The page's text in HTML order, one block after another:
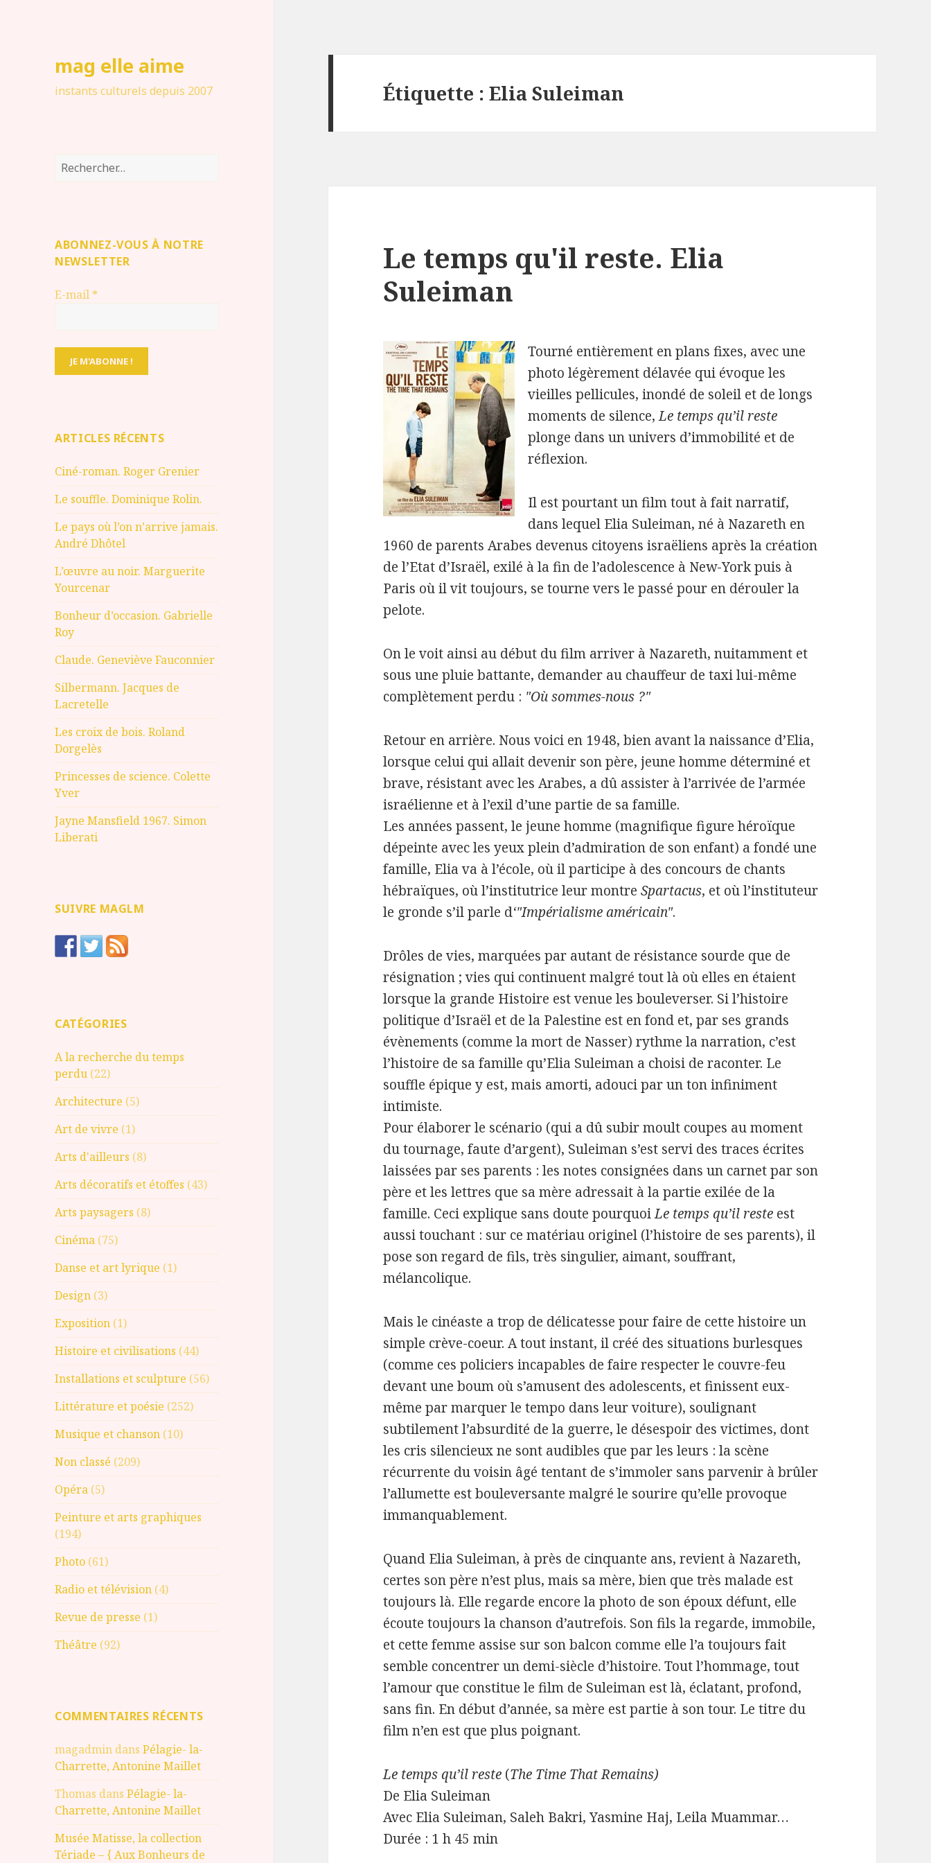
mag elle aime
instants culturels depuis 2007
Rechercher :
ABONNEZ-VOUS À NOTRE
NEWSLETTER
E-mail *
ARTICLES RÉCENTS
Ciné-roman. Roger Grenier
Le souffle. Dominique Rolin.
Le pays où l’on n’arrive jamais.
André Dhôtel
L’œuvre au noir. Marguerite
Yourcenar
Bonheur d’occasion. Gabrielle
Roy
Claude. Geneviève Fauconnier
Silbermann. Jacques de
Lacretelle
Les croix de bois. Roland
Dorgelès
Princesses de science. Colette
Yver
Jayne Mansfield 1967. Simon
Liberati
SUIVRE MAGLM
CATÉGORIES
A la recherche du temps
perdu (22)
Architecture (5)
Art de vivre (1)
Arts d'ailleurs (8)
Arts décoratifs et étoffes (43)
Arts paysagers (8)
Cinéma (75)
Danse et art lyrique (1)
Design (3)
Exposition (1)
Histoire et civilisations (44)
Installations et sculpture (56)
Littérature et poésie (252)
Musique et chanson (10)
Non classé (209)
Opéra (5)
Peinture et arts graphiques
(194)
Photo (61)
Radio et télévision (4)
Revue de presse (1)
Théâtre (92)
COMMENTAIRES RÉCENTS
magadmin dansPélagie- la-
Charrette, Antonine Maillet
Thomas dansPélagie- la-
Charrette, Antonine Maillet
Musée Matisse, la collection
Tériade – { Aux Bonheurs de
Étiquette :Elia Suleiman
Le temps qu'il reste. Elia
Suleiman
Tourné entièrement en plans fixes, avec une
photo légèrement délavée qui évoque les
vieilles pellicules, inondé de soleil et de longs
moments de silence,Le temps qu’il reste
plonge dans un univers d’immobilité et de
réflexion.
Il est pourtant un film tout à fait narratif,
dans lequel Elia Suleiman, né à Nazareth en
1960 de parents Arabes devenus citoyens israëliens après la création
de l’Etat d’Israël, exilé à la fin de l’adolescence à New-York puis à
Paris où il vit toujours, se tourne vers le passé pour en dérouler la
pelote.
On le voit ainsi au début du film arriver à Nazareth, nuitamment et
sous une pluie battante, demander au chauffeur de taxi lui-même
complètement perdu : "Où sommes-nous ?"
Retour en arrière. Nous voici en 1948, bien avant la naissance d’Elia,
lorsque celui qui allait devenir son père, jeune homme déterminé et
brave, résistant avec les Arabes, a dû assister à l’arrivée de l’armée
israélienne et à l’exil d’une partie de sa famille.
Les années passent, le jeune homme (magnifique figure héroïque
dépeinte avec les yeux plein d’admiration de son enfant) a fondé une
famille, Elia va à l’école, où il participe à des concours de chants
hébraïques, où l’institutrice leur montreSpartacus, et où l’instituteur
le gronde s’il parle d‘"Impérialisme américain".
Drôles de vies, marquées par autant de résistance sourde que de
résignation ; vies qui continuent malgré tout là où elles en étaient
lorsque la grande Histoire est venue les bouleverser. Si l’histoire
politique d’Israël et de la Palestine est en fond et, par ses grands
évènements (comme la mort de Nasser) rythme la narration, c’est
l’histoire de sa famille qu’Elia Suleiman a choisi de raconter. Le
souffle épique y est, mais amorti, adouci par un ton infiniment
intimiste.
Pour élaborer le scénario (qui a dû subir moult coupes au moment
du tournage, faute d’argent), Suleiman s’est servi des traces écrites
laissées par ses parents : les notes consignées dans un carnet par son
père et les lettres que sa mère adressait à la partie exilée de la
famille. Ceci explique sans doute pourquoiLe temps qu’il reste est
aussi touchant : sur ce matériau originel (l’histoire de ses parents), il
pose son regard de fils, très singulier, aimant, souffrant,
mélancolique.
Mais le cinéaste a trop de délicatesse pour faire de cette histoire un
simple crève-coeur. A tout instant, il créé des situations burlesques
(comme ces policiers incapables de faire respecter le couvre-feu
devant une boum où s’amusent des adolescents, et finissent eux-
même par marquer le tempo dans leur voiture), soulignant
subtilement l’absurdité de la guerre, le désespoir des victimes, dont
les cris silencieux ne sont audibles que par les leurs : la scène
récurrente du voisin âgé tentant de s’immoler sans parvenir à brûler
l’allumette est bouleversante malgré le sourire qu’elle provoque
immanquablement.
Quand Elia Suleiman, à près de cinquante ans, revient à Nazareth,
certes son père n’est plus, mais sa mère, bien que très malade est
toujours là. Elle regarde encore la photo de son époux défunt, elle
écoute toujours la chanson d’autrefois. Son fils la regarde, immobile,
et cette femme assise sur son balcon comme elle l’a toujours fait
semble concentrer un demi-siècle d’histoire. Tout l’hommage, tout
l’amour que constitue le film de Suleiman est là, éclatant, profond,
sans fin. En début d’année, sa mère est partie à son tour. Le titre du
film n’en est que plus poignant.
Le temps qu’il reste (The Time That Remains)
De Elia Suleiman
Avec Elia Suleiman, Saleh Bakri, Yasmine Haj, Leila Muammar…
Durée : 1 h 45 min